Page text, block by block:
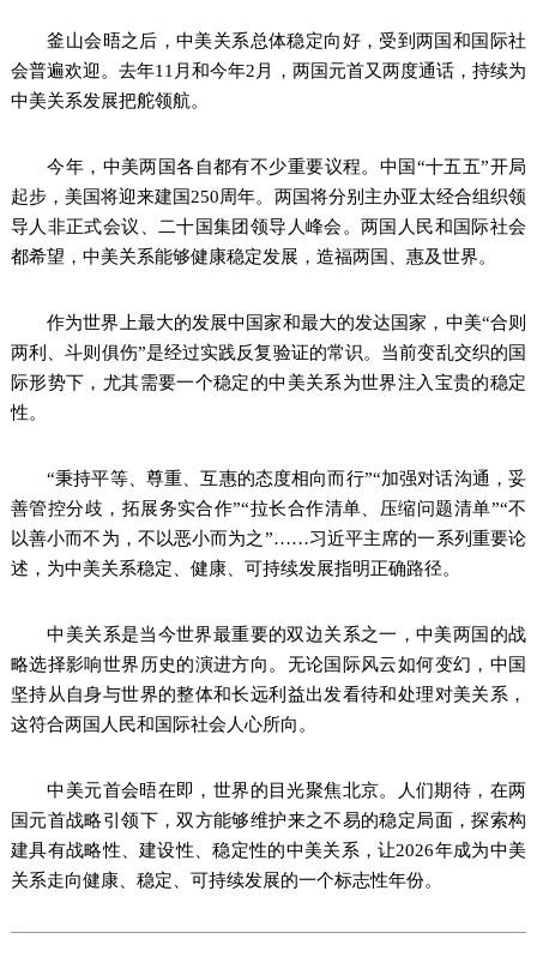
釜山会晤之后，中美关系总体稳定向好，受到两国和国际社
会普遍欢迎。去年11月和今年2月，两国元首又两度通话，持续为
中美关系发展把舵领航。
今年，中美两国各自都有不少重要议程。中国“十五五”开局
起步，美国将迎来建国250周年。两国将分别主办亚太经合组织领
导人非正式会议、二十国集团领导人峰会。两国人民和国际社会
都希望，中美关系能够健康稳定发展，造福两国、惠及世界。
作为世界上最大的发展中国家和最大的发达国家，中美“合则
两利、斗则俱伤”是经过实践反复验证的常识。当前变乱交织的国
际形势下，尤其需要一个稳定的中美关系为世界注入宝贵的稳定
性。
“秉持平等、尊重、互惠的态度相向而行”“加强对话沟通，妥
善管控分歧，拓展务实合作”“拉长合作清单、压缩问题清单”“不
以善小而不为，不以恶小而为之”……习近平主席的一系列重要论
述，为中美关系稳定、健康、可持续发展指明正确路径。
中美关系是当今世界最重要的双边关系之一，中美两国的战
略选择影响世界历史的演进方向。无论国际风云如何变幻，中国
坚持从自身与世界的整体和长远利益出发看待和处理对美关系，
这符合两国人民和国际社会人心所向。
中美元首会晤在即，世界的目光聚焦北京。人们期待，在两
国元首战略引领下，双方能够维护来之不易的稳定局面，探索构
建具有战略性、建设性、稳定性的中美关系，让2026年成为中美
关系走向健康、稳定、可持续发展的一个标志性年份。